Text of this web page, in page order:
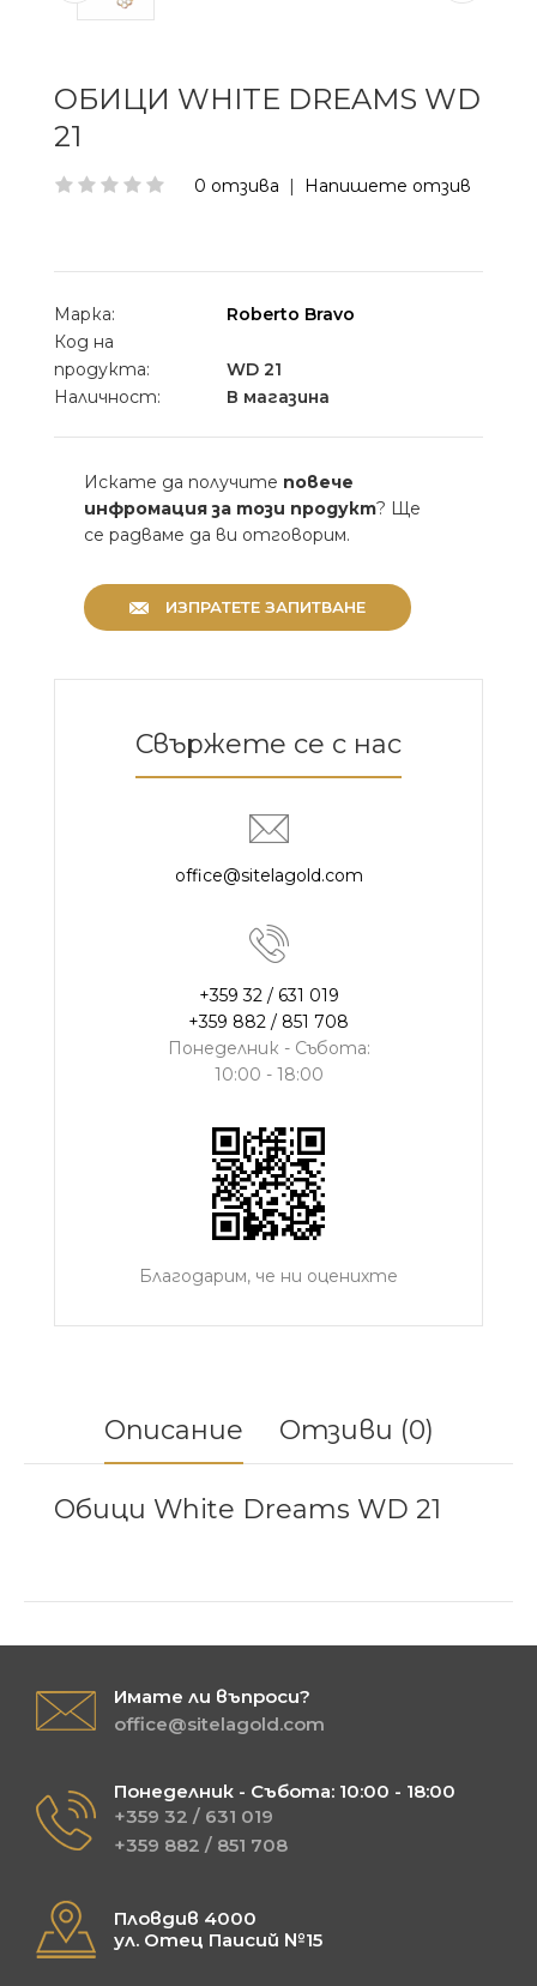
ОБИЦИ WHITE DREAMS WD
21
0 отзива | Напишете отзив
Марка:
Roberto Bravo
Код на
продукта:
WD 21
Наличност:
В магазина
Искате да получите повече
инфромация за този продукт? Ще
се радваме да ви отговорим.
ИЗПРАТЕТЕ ЗАПИТВАНЕ
Свържете се с нас
office@sitelagold.com
+359 32 / 631 019
+359 882 / 851 708
Понеделник - Събота:
10:00 - 18:00
Благодарим, че ни оценихте
Описание Отзиви (0)
Обици White Dreams WD 21
Имате ли въпроси?
office@sitelagold.com
Понеделник - Събота: 10:00 - 18:00
+359 32 / 631 019
+359 882 / 851 708
Пловдив 4000
ул. Отец Паисий №15